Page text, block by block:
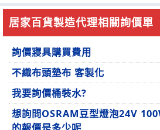
居家百貨製造代理相關詢價單
詢價寢具購買費用
不織布頭墊布 客製化
我要詢價桶裝水?
想詢問OSRAM豆型燈泡24V